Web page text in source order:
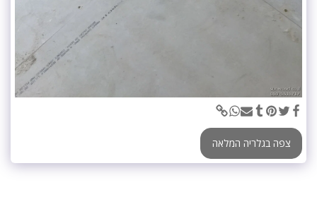
צפה בגלריה המלאה